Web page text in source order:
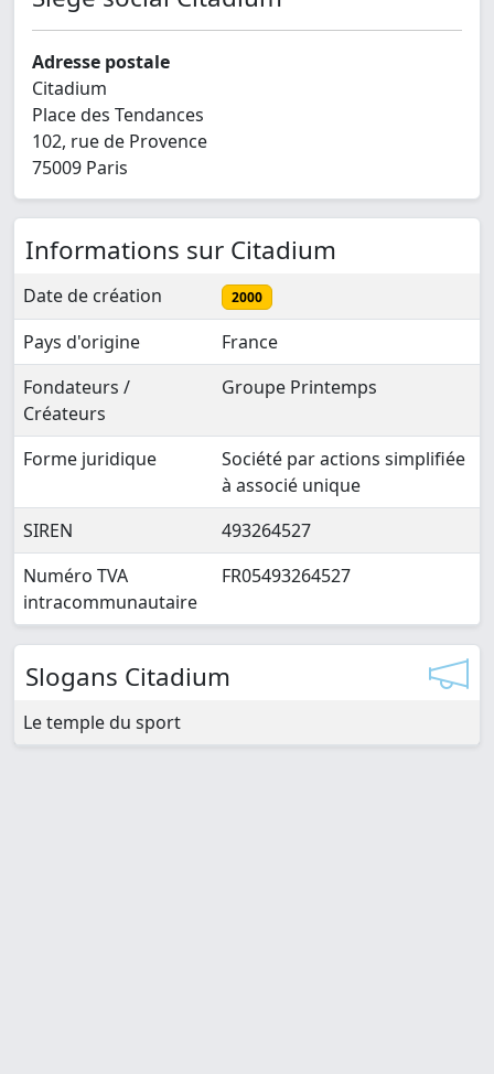
Adresse postale
Citadium
Place des Tendances
102, rue de Provence
75009 Paris
Informations sur Citadium
Date de création 2000
Pays d'origine
France
Fondateurs /
Créateurs
Groupe Printemps
Forme juridique
Société par actions simplifiée
à associé unique
SIREN
493264527
Numéro TVA
intracommunautaire
FR05493264527
Slogans Citadium
Le temple du sport